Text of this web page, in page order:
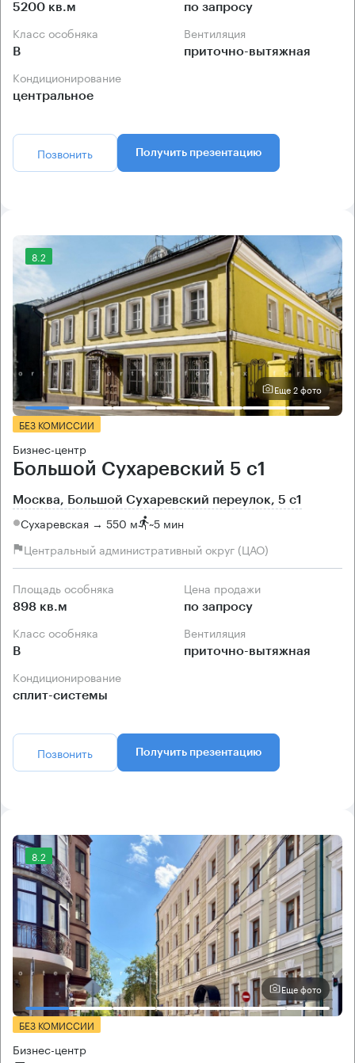
5200 кв.м по запросу
Класс особняка
B
Вентиляция
приточно-вытяжная
Кондиционирование
центральное
Позвонить Получить презентацию
8.2
Еще 2 фото
БЕЗ КОМИССИИ
Бизнес-центр
Большой Сухаревский 5 с1
Москва, Большой Сухаревский переулок, 5 с1
Сухаревская → 550 м ~5 мин
Центральный административный округ (ЦАО)
Площадь особняка
898 кв.м
Цена продажи
по запросу
Класс особняка
B
Вентиляция
приточно-вытяжная
Кондиционирование
сплит-системы
Позвонить Получить презентацию
8.2
Еще фото
БЕЗ КОМИССИИ
Бизнес-центр